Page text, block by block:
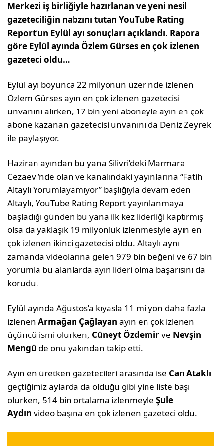
Merkezi iş birliğiyle hazırlanan ve yeni nesil
gazeteciliğin nabzını tutan YouTube Rating
Report’un Eylül ayı sonuçları açıklandı. Rapora
göre Eylül ayında Özlem Gürses en çok izlenen
gazeteci oldu…
Eylül ayı boyunca 22 milyonun üzerinde izlenen
Özlem Gürses ayın en çok izlenen gazetecisi
unvanını alırken, 17 bin yeni aboneyle ayın en çok
abone kazanan gazetecisi unvanını da Deniz Zeyrek
ile paylaşıyor.
Haziran ayından bu yana Silivri’deki Marmara
Cezaevi’nde olan ve kanalındaki yayınlarına “Fatih
Altaylı Yorumlayamıyor” başlığıyla devam eden
Altaylı, YouTube Rating Report yayınlanmaya
başladığı günden bu yana ilk kez liderliği kaptırmış
olsa da yaklaşık 19 milyonluk izlenmesiyle ayın en
çok izlenen ikinci gazetecisi oldu. Altaylı aynı
zamanda videolarına gelen 979 bin beğeni ve 67 bin
yorumla bu alanlarda ayın lideri olma başarısını da
korudu.
Eylül ayında Ağustos’a kıyasla 11 milyon daha fazla
izlenenArmağan Çağlayan ayın en çok izlenen
üçüncü ismi olurken, Cüneyt Özdemirve Nevşin
Mengü de onu yakından takip etti.
Ayın en üretken gazetecileri arasında ise Can Ataklı
geçtiğimiz aylarda da olduğu gibi yine liste başı
olurken, 514 bin ortalama izlenmeyleŞule
Aydınvideo başına en çok izlenen gazeteci oldu.